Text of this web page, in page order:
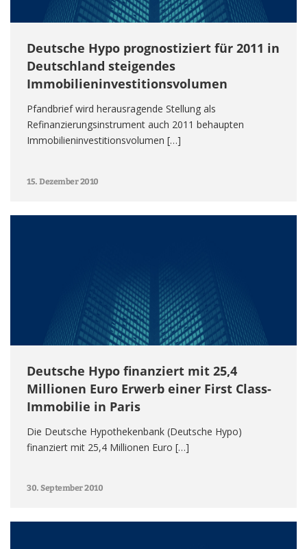
Deutsche Hypo prognostiziert für 2011 in
Deutschland steigendes
Immobilieninvestitionsvolumen
Pfandbrief wird herausragende Stellung als
Refinanzierungsinstrument auch 2011 behaupten
Immobilieninvestitionsvolumen […]
15. Dezember 2010
Deutsche Hypo finanziert mit 25,4
Millionen Euro Erwerb einer First Class-
Immobilie in Paris
Die Deutsche Hypothekenbank (Deutsche Hypo)
finanziert mit 25,4 Millionen Euro […]
30. September 2010